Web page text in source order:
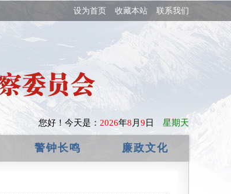
设为首页 收藏本站 联系我们
您好！ 今天是： 2026年8 月 9 日 星期天
警钟长鸣 廉政文化